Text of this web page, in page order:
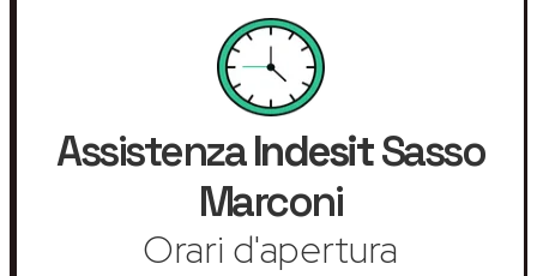
AssistenzaIndesitSasso
Marconi
Orari d'apertura